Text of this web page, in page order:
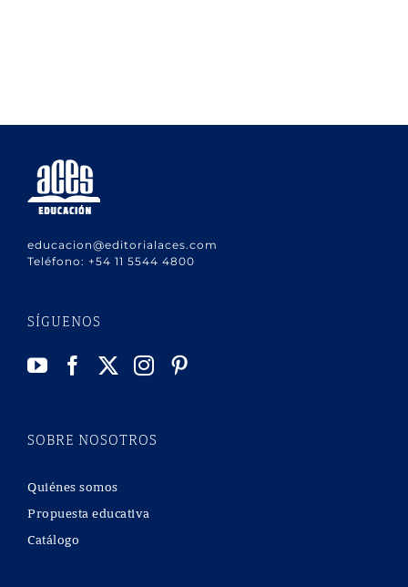
educacion@editorialaces.com
Teléfono: +54 11 5544 4800
SÍGUENOS
SOBRE NOSOTROS
Quiénes somos
Propuesta educativa
Catálogo